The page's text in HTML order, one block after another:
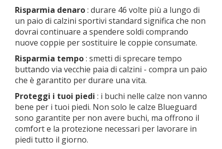
Risparmia denaro: durare 46 volte più a lungo di
un paio di calzini sportivi standard significa che non
dovrai continuare a spendere soldi comprando
nuove coppie per sostituire le coppie consumate.
Risparmia tempo: smetti di sprecare tempo
buttando via vecchie paia di calzini - compra un paio
che è garantito per durare una vita.
Proteggi i tuoi piedi : i buchi nelle calze non vanno
bene per i tuoi piedi. Non solo le calze Blueguard
sono garantite per non avere buchi, ma offrono il
comfort e la protezione necessari per lavorare in
piedi tutto il giorno.